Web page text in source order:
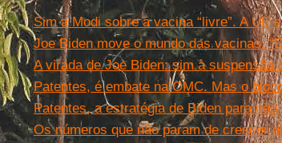
Sim a Modi sobre a vacina “livre”. A UE
Joe Biden move o mundo das vacinas:
A virada de Joe Biden: sim à
Patentes, é embate na OMC. Mas o
Patentes, a estratégia de Biden para
Os números que não param de crescer